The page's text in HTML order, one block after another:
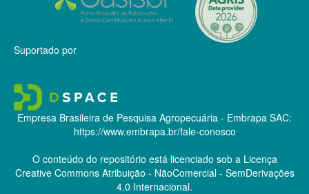
Suportado por
Empresa Brasileira de Pesquisa Agropecuária - Embrapa SAC:
https://www.embrapa.br/fale-conosco
O conteúdo do repositório está licenciado sob a Licença
Creative CommonsAtribuição - NãoComercial - SemDerivações
4.0 Internacional.